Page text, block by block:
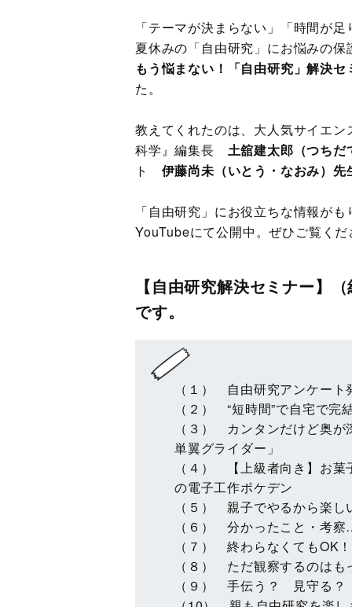
「テーマが決まらない」「時間が
夏休みの「自由研究」にお悩みの
もう悩まない！「自由研究」解決セ
た。
教えてくれたのは、大人気サイエン
科学』編集長 土舘建太郎（つち
ト 伊藤尚未（いとう・なおみ）先
「自由研究」にお役立ちな情報が
YouTubeにて公開中。ぜひご覧くだ
【自由研究解決セミナー】
です。
（１） 自由研究アンケー
（２） “短時間”で自宅で完
（３） カンタンだけど奥が
単翼グライダー」
（４） 【上級者向き】お
の電子工作ポケデン
（５） 親子でやるから楽
（６） 分かったこと・考
（７） 終わらなくてもOK
（８） ただ観察するのは
（９） 手伝う？ 見守る？